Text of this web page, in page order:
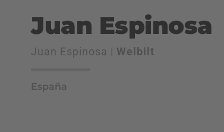
Juan Espinosa
Juan Espinosa | Welbilt
España